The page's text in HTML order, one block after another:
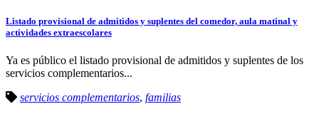
Listado provisional de admitidos y suplentes del comedor, aula matinal y
actividades extraescolares
Ya es público el listado provisional de admitidos y suplentes de los
servicios complementarios...
servicios complementarios, familias